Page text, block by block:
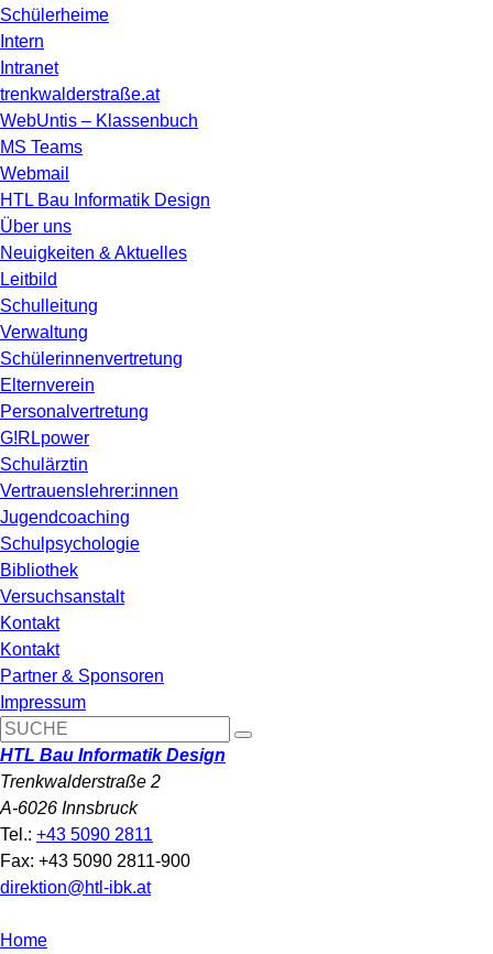
Schülerheime
Intern
Intranet
trenkwalderstraße.at
WebUntis – Klassenbuch
MS Teams
Webmail
HTL Bau Informatik Design
Über uns
Neuigkeiten & Aktuelles
Leitbild
Schulleitung
Verwaltung
Schülerinnenvertretung
Elternverein
Personalvertretung
G!RLpower
Schulärztin
Vertrauenslehrer:innen
Jugendcoaching
Schulpsychologie
Bibliothek
Versuchsanstalt
Kontakt
Kontakt
Partner & Sponsoren
Impressum
HTL Bau Informatik Design
Trenkwalderstraße 2
A-6026 Innsbruck
Tel.: +43 5090 2811
Fax: +43 5090 2811-900
direktion@htl-ibk.at
Home